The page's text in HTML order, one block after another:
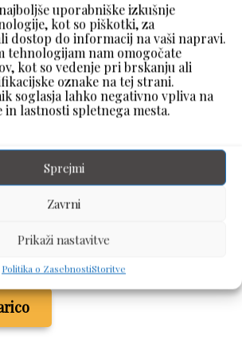
uporabniške izkušnje
kot so piškotki, za
dostop do informacij na vaši napravi.
tehnologijam nam omogočate
kot so vedenje pri brskanju ali
oznake na tej strani.
soglasja lahko negativno vpliva na
lastnosti spletnega mesta.
Sprejmi
Zavrni
Prikaži nastavitve
Politika o ZasebnostiStoritve